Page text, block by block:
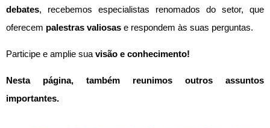
debates, recebemos especialistas renomados do setor, que
oferecem palestras valiosas e respondem às suas perguntas.
Participe e amplie sua visão e conhecimento!
Nesta página, também reunimos outros assuntos
importantes.